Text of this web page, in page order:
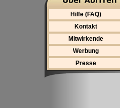
Hilfe (FAQ)
Kontakt
Mitwirkende
Werbung
Presse